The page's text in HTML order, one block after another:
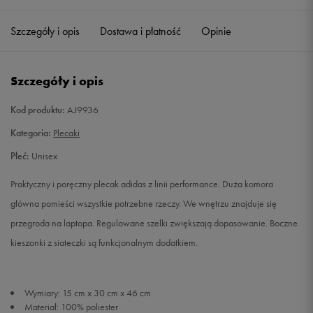
Szczegóły i opis Dostawa i płatność Opinie
Szczegóły i opis
Kod produktu: AJ9936
Kategoria: Plecaki
Płeć: Unisex
Praktyczny i poręczny plecak adidas z linii performance. Duża komora
główna pomieści wszystkie potrzebne rzeczy. We wnętrzu znajduje się
przegroda na laptopa. Regulowane szelki zwiększają dopasowanie. Boczne
kieszonki z siateczki są funkcjonalnym dodatkiem.
Wymiary: 15 cm x 30 cm x 46 cm
Materiał: 100% poliester